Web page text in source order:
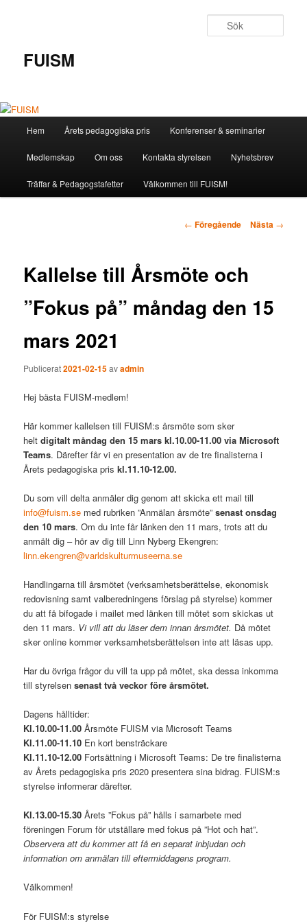
FUISM
Hem Årets pedagogiska pris Konferenser & seminarier
Medlemskap Om oss Kontakta styrelsen Nyhetsbrev
Träffar & Pedagogstafetter Välkommen till FUISM!
Inläggsnavigering
← Föregående Nästa →
Kallelse till Årsmöte och
”Fokus på” måndag den 15
mars 2021
Publicerat2021-02-15avadmin
Hej bästa FUISM-medlem!
Här kommer kallelsen till FUISM:s årsmöte som sker
heltdigitalt måndag den 15 mars kl.10.00-11.00 via Microsoft
Teams. Därefter får vi en presentation av de tre finalisterna i
Årets pedagogiska pris kl.11.10-12.00.
Du som vill delta anmäler dig genom att skicka ett mail till
info@fuism.se med rubriken ”Anmälan årsmöte”senast onsdag
den 10 mars. Om du inte får länken den 11 mars, trots att du
anmält dig – hör av dig till Linn Nyberg Ekengren:
linn.ekengren@varldskulturmuseerna.se
Handlingarna till årsmötet (verksamhetsberättelse, ekonomisk
redovisning samt valberedningens förslag på styrelse) kommer
du att få bifogade i mailet med länken till mötet som skickas ut
den 11 mars. Vi vill att du läser dem innan årsmötet. Då mötet
sker online kommer verksamhetsberättelsen inte att läsas upp.
Har du övriga frågor du vill ta upp på mötet, ska dessa inkomma
till styrelsensenast två veckor före årsmötet.
Dagens hålltider:
Kl.10.00-11.00Årsmöte FUISM via Microsoft Teams
Kl.11.00-11.10 En kort bensträckare
Kl.11.10-12.00 Fortsättning i Microsoft Teams: De tre finalisterna
av Årets pedagogiska pris 2020 presentera sina bidrag. FUISM:s
styrelse informerar därefter.
Kl.13.00-15.30 Årets ”Fokus på” hålls i samarbete med
föreningen Forum för utställare med fokus på ”Hot och hat”.
Observera att du kommer att få en separat inbjudan och
information om anmälan till eftermiddagens program.
Välkommen!
För FUISM:s styrelse